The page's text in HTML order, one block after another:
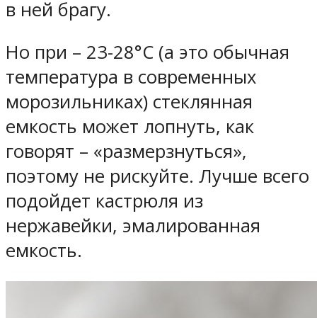
в ней брагу.
Но при – 23-28°С (а это обычная
температура в современных
морозильниках) стеклянная
емкость может лопнуть, как
говорят – «размерзнуться»,
поэтому не рискуйте. Лучше всего
подойдет кастрюля из
нержавейки, эмалированная
емкость.